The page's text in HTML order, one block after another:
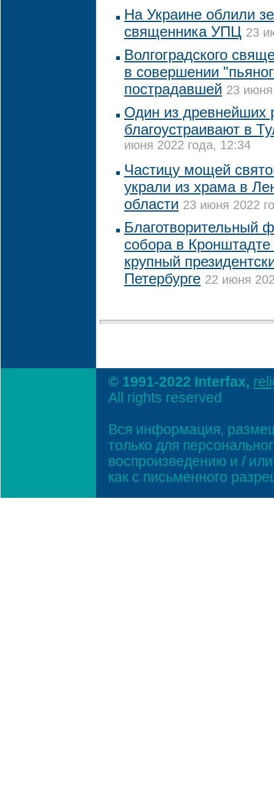
На Украине облили
священника УПЦ 23
Волгоградского
в совершении
пострадавшей 23
Один из древнейших
благоустраивают в
июня 2022 года, 12:34
Частицу мощей
украли из храма в
области 23 июня 2022
Благотворительный
собора в
крупный
Петербурге 22 июня
© 1991-2022 Interfax,
All rights reserved
Вся информация,
только для
воспроизведению и /
как с письменного